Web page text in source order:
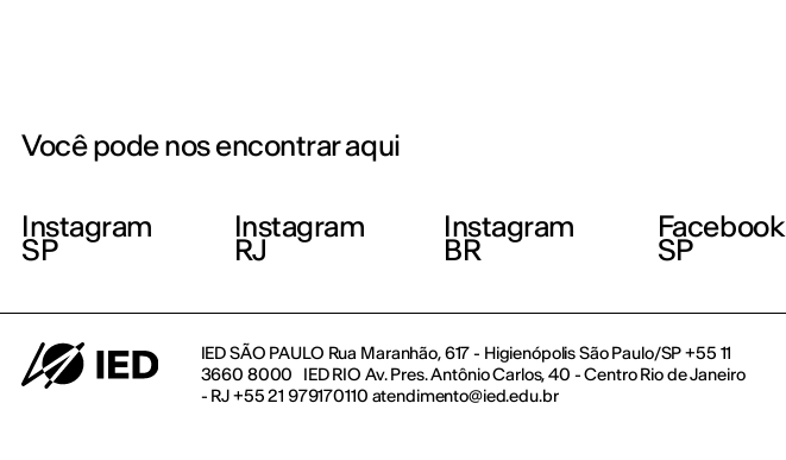
Você pode nos encontrar aqui
Instagram
SP
Instagram
RJ
Instagram
BR
Facebook
SP
IED SÃO PAULO Rua Maranhão, 617 - Higienópolis São Paulo/SP +55 11
3660 8000 IED RIO Av. Pres. Antônio Carlos, 40 - Centro Rio de Janeiro
- RJ +55 21 979170110 atendimento@ied.edu.br